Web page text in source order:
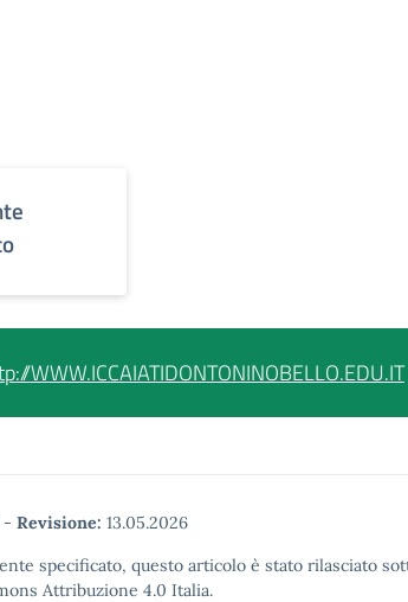
WWW.ICCAIATIDONTONINOBELLO.EDU.IT
- Revisione: 13.05.2026
specificato, questo articolo è stato rilasciato
Attribuzione 4.0 Italia.